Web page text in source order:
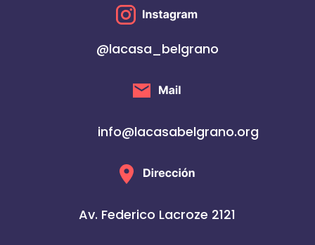
@lacasa_belgrano
info@lacasabelgrano.org
Av. Federico Lacroze 2121